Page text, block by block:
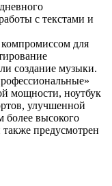
с текстами и
для
создание музыки.
мощности, ноутбук
улучшенной
более высокого
предусмотрен